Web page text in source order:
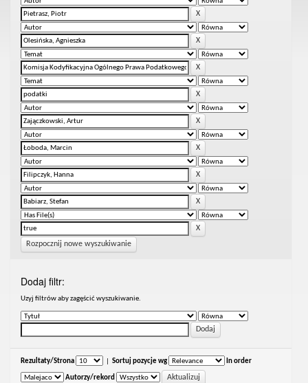
Rozpocznij nowe wyszukiwanie
Dodaj filtr:
Uzyj filtrów aby zagęścić wyszukiwanie.
Rezultaty/Strona Sortuj pozycje wg In order
Autorzy/rekord